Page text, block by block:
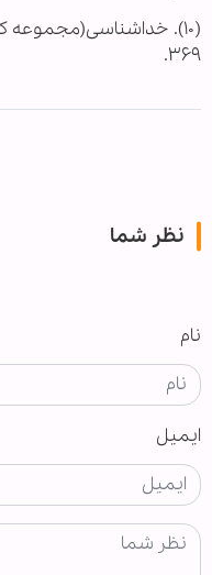
(۱۰).
۳۶۹.
نظر شما
نام
ایمیل